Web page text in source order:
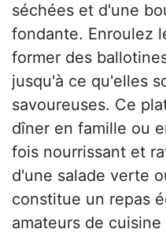
séchées et d'une
fondante. Enroulez
former des
jusqu'à ce qu'elles
savoureuses. Ce
dîner en famille ou
fois nourrissant et
d'une salade verte
constitue un repas
amateurs de